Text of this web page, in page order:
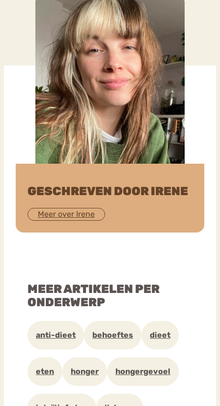
GESCHREVEN DOOR IRENE
Meer over Irene
MEER ARTIKELEN PER
ONDERWERP
anti-dieet behoeftes dieet
eten honger hongergevoel